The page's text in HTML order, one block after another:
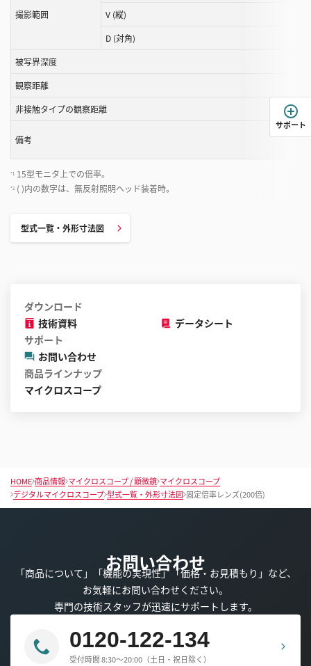
す
る
こ
撮影範囲
V (縦)
D (対角)
被写界深度
観察距離
非接触タイプの観察距離
備考
*1 15型モニタ上での倍率。
*2 ( )内の数字は、無反射照明ヘッド装着時。
型式一覧・外形寸法図
ダウンロード
技術資料
データシート
サポート
お問い合わせ
商品ラインナップ
マイクロスコープ
HOME 商品情報 マイクロスコープ / 顕微鏡 マイクロスコープ
デジタルマイクロスコープ 型式一覧・外形寸法図 固定倍率レンズ(200倍)
お問い合わせ
「商品について」「機能の実現性」「価格・お見積もり」など、
お気軽にお問い合わせください。
専門の技術スタッフが迅速にサポートします。
0120-122-134
受付時間 8:30～20:00（土日・祝日除く）
サポート